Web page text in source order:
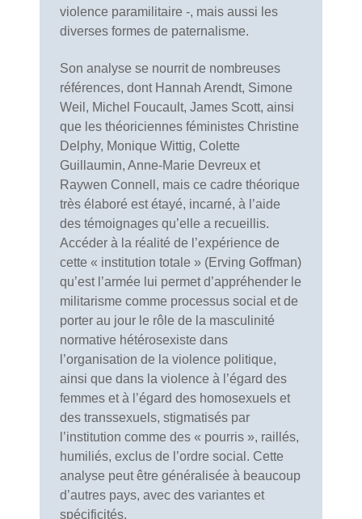
violence paramilitaire -, mais aussi les
diverses formes de paternalisme.
Son analyse se nourrit de nombreuses
références, dont Hannah Arendt, Simone
Weil, Michel Foucault, James Scott, ainsi
que les théoriciennes féministes Christine
Delphy, Monique Wittig, Colette
Guillaumin, Anne-Marie Devreux et
Raywen Connell, mais ce cadre théorique
très élaboré est étayé, incarné, à l’aide
des témoignages qu’elle a recueillis.
Accéder à la réalité de l’expérience de
cette « institution totale » (Erving Goffman)
qu’est l’armée lui permet d’appréhender le
militarisme comme processus social et de
porter au jour le rôle de la masculinité
normative hétérosexiste dans
l’organisation de la violence politique,
ainsi que dans la violence à l’égard des
femmes et à l’égard des homosexuels et
des transsexuels, stigmatisés par
l’institution comme des « pourris », raillés,
humiliés, exclus de l’ordre social. Cette
analyse peut être généralisée à beaucoup
d’autres pays, avec des variantes et
spécificités.